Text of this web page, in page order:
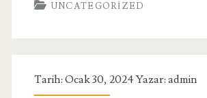
–
Sepeti
UNCATEGORIZED
Tarih: Ocak 30, 2024 Yazar: admin